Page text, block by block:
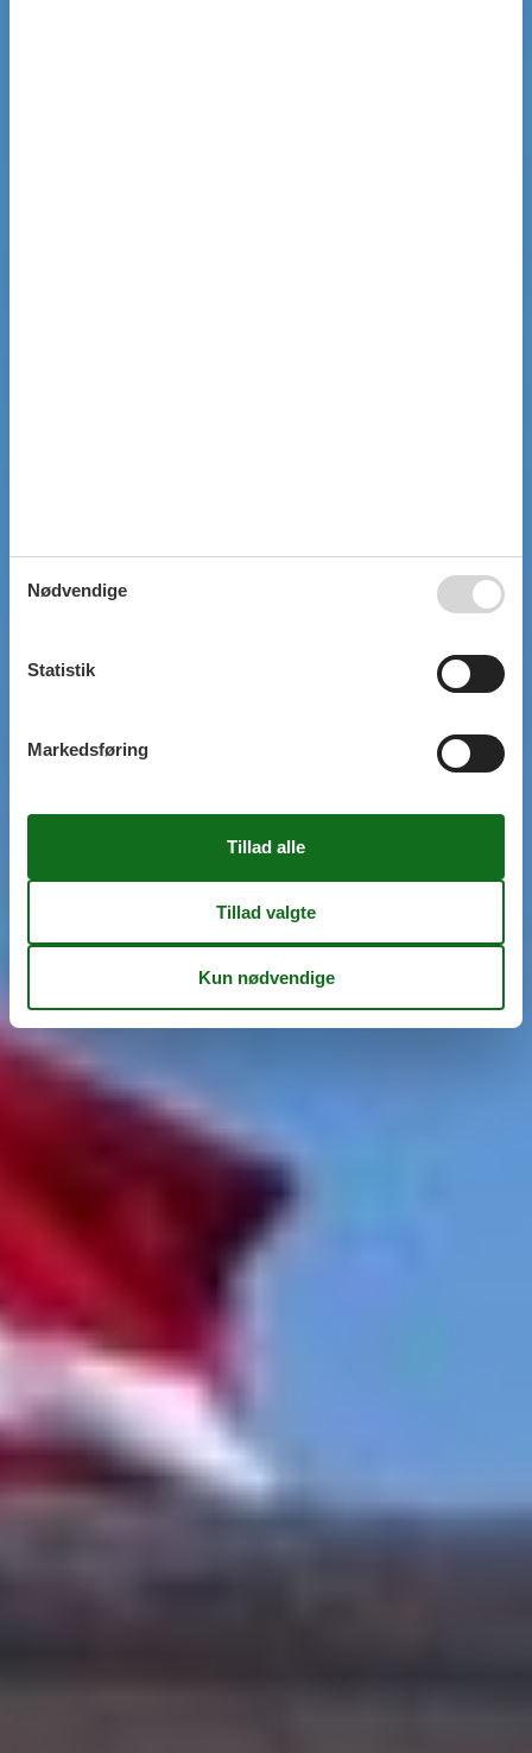
Nødvendige
Statistik
Markedsføring